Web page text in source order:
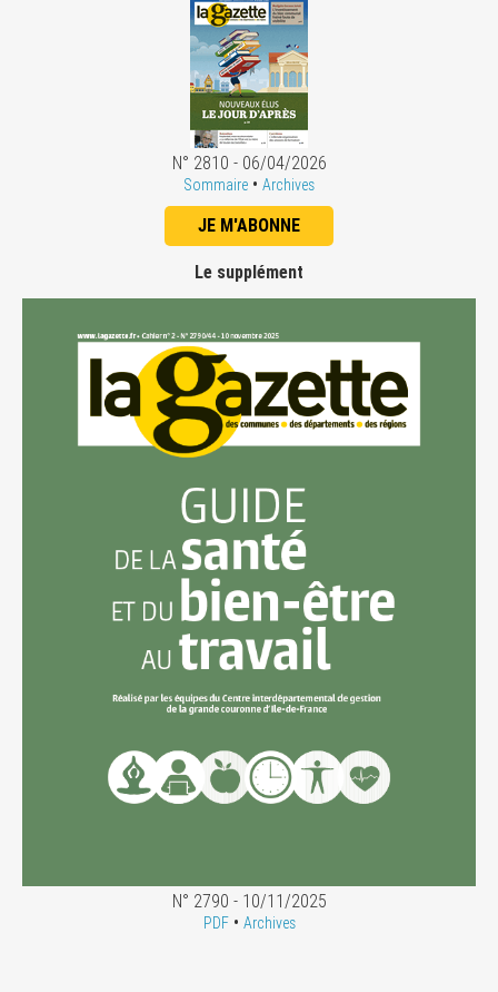
N° 2810 - 06/04/2026
Sommaire • Archives
JE M'ABONNE
Le supplément
N° 2790 - 10/11/2025
PDF• Archives